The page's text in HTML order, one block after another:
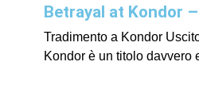
Betrayal at Kondor –
Tradimento a Kondor
Kondor è un titolo davvero